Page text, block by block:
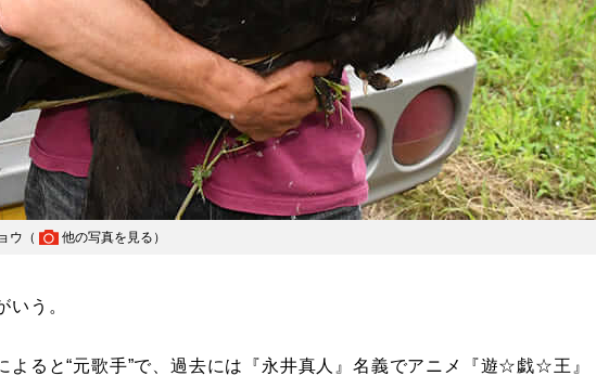
ウ（ 他の写真を見る ）
う。
よると“元歌手”で、過去には『永井真人』名義でアニメ『遊☆戯☆王』